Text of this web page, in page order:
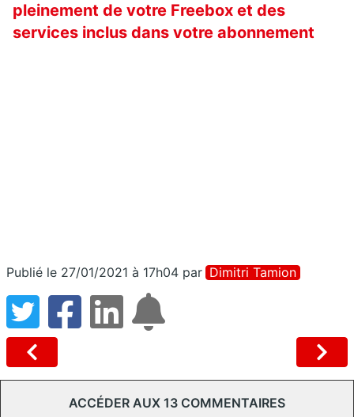
pleinement de votre Freebox et des
services inclus dans votre abonnement
Publié le 27/01/2021 à 17h04 par Dimitri Tamion
ACCÉDER AUX 13 COMMENTAIRES